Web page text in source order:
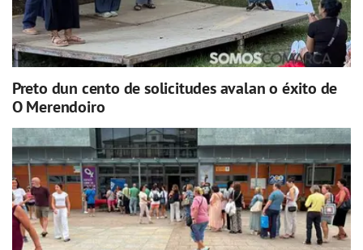
Preto dun cento de solicitudes avalan o éxito de
O Merendoiro